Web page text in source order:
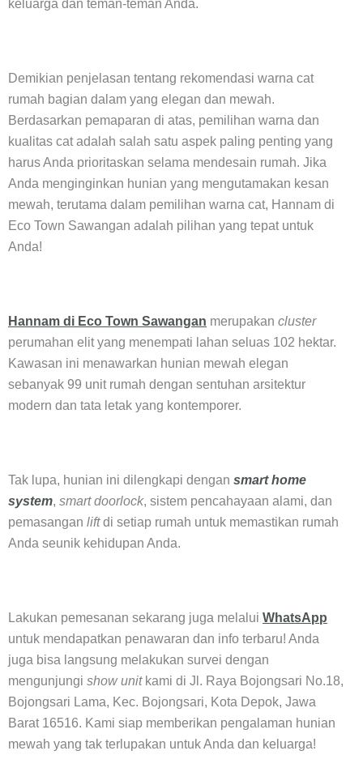
keluarga dan teman-teman Anda.
Demikian penjelasan tentang rekomendasi warna cat
rumah bagian dalam yang elegan dan mewah.
Berdasarkan pemaparan di atas, pemilihan warna dan
kualitas cat adalah salah satu aspek paling penting yang
harus Anda prioritaskan selama mendesain rumah. Jika
Anda menginginkan hunian yang mengutamakan kesan
mewah, terutama dalam pemilihan warna cat, Hannam di
Eco Town Sawangan adalah pilihan yang tepat untuk
Anda!
Hannam di Eco Town Sawangan merupakan cluster
perumahan elit yang menempati lahan seluas 102 hektar.
Kawasan ini menawarkan hunian mewah elegan
sebanyak 99 unit rumah dengan sentuhan arsitektur
modern dan tata letak yang kontemporer.
Tak lupa, hunian ini dilengkapi dengan smart home
system, smart doorlock, sistem pencahayaan alami, dan
pemasangan liftdi setiap rumah untuk memastikan rumah
Anda seunik kehidupan Anda.
Lakukan pemesanan sekarang juga melalui WhatsApp
untuk mendapatkan penawaran dan info terbaru! Anda
juga bisa langsung melakukan survei dengan
mengunjungi show unitkami di Jl. Raya Bojongsari No.18,
Bojongsari Lama, Kec. Bojongsari, Kota Depok, Jawa
Barat 16516. Kami siap memberikan pengalaman hunian
mewah yang tak terlupakan untuk Anda dan keluarga!